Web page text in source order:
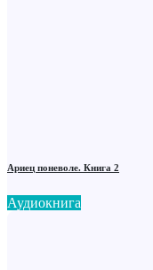
Ариец поневоле. Книга 2
Аудиокнига